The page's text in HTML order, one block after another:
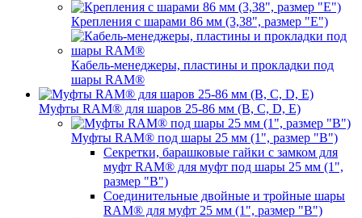
Крепления с шарами 86 мм (3,38", размер "E")
Кабель-менеджеры, пластины и прокладки под
шары RAM®
Муфты RAM® для шаров 25-86 мм (B, C, D, E)
Муфты RAM® под шары 25 мм (1", размер "B")
Секретки, барашковые гайки с замком для
муфт RAM® для муфт под шары 25 мм (1",
размер "B")
Соединительные двойные и тройные шары
RAM® для муфт 25 мм (1", размер "B")